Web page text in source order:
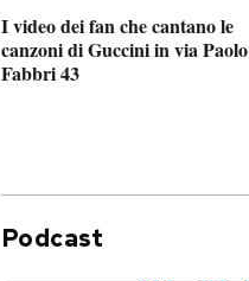
I video dei fan che cantano le
canzoni di Guccini in via Paolo
Fabbri 43
Podcast